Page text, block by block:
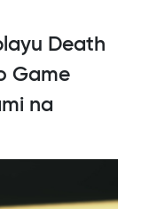
Death
Game
na